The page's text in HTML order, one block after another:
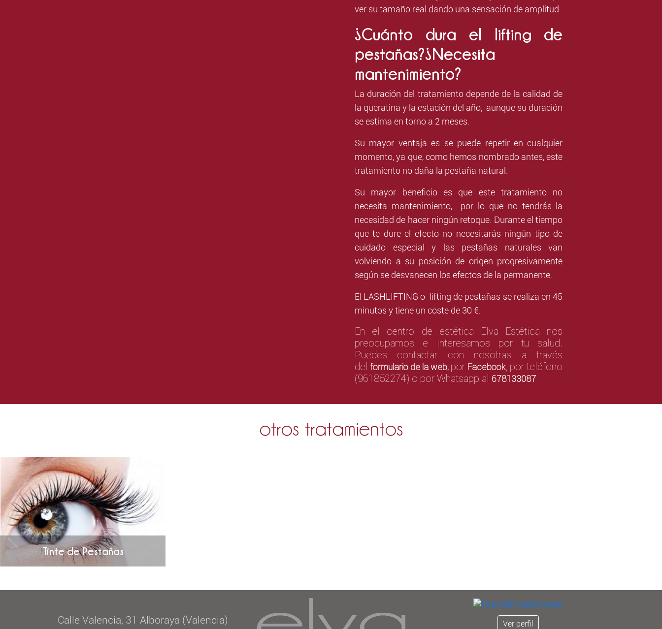
ver su tamaño real dando una sensación de amplitud
¿Cuánto dura el lifting de
pestañas?¿Necesita
mantenimiento?
La duración del tratamiento depende de la calidad de
la queratina y la estación del año, aunque su duración
se estima en torno a 2 meses.
Su mayor ventaja es se puede repetir en cualquier
momento, ya que, como hemos nombrado antes, este
tratamiento no daña la pestaña natural.
Su mayor beneficio es que este tratamiento no
necesita mantenimiento, por lo que no tendrás la
necesidad de hacer ningún retoque. Durante el tiempo
que te dure el efecto no necesitarás ningún tipo de
cuidado especial y las pestañas naturales van
volviendo a su posición de origen progresivamente
según se desvanecen los efectos de la permanente.
El LASHLIFTING o lifting de pestañas se realiza en 45
minutos y tiene un coste de 30 €.
En el centro de estética Elva Estética nos
preocupamos e interesamos por tu salud.
Puedes contactar con nosotras a través
del formulario de la web, por Facebook, por teléfono
(961852274) o por Whatsapp al 678133087
otros tratamientos
Tinte de Pestañas
Calle Valencia, 31 Alboraya (Valencia) Ver perfil